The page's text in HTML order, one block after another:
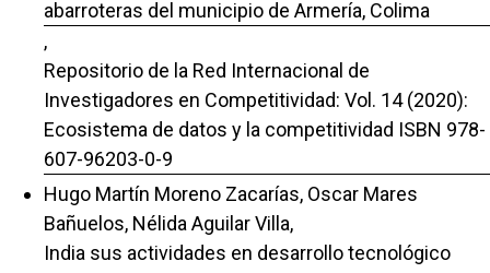
abarroteras del municipio de Armería, Colima
,
Repositorio de la Red Internacional de
Investigadores en Competitividad: Vol. 14 (2020):
Ecosistema de datos y la competitividad ISBN 978-
607-96203-0-9
Hugo Martín Moreno Zacarías, Oscar Mares
Bañuelos, Nélida Aguilar Villa,
India sus actividades en desarrollo tecnológico